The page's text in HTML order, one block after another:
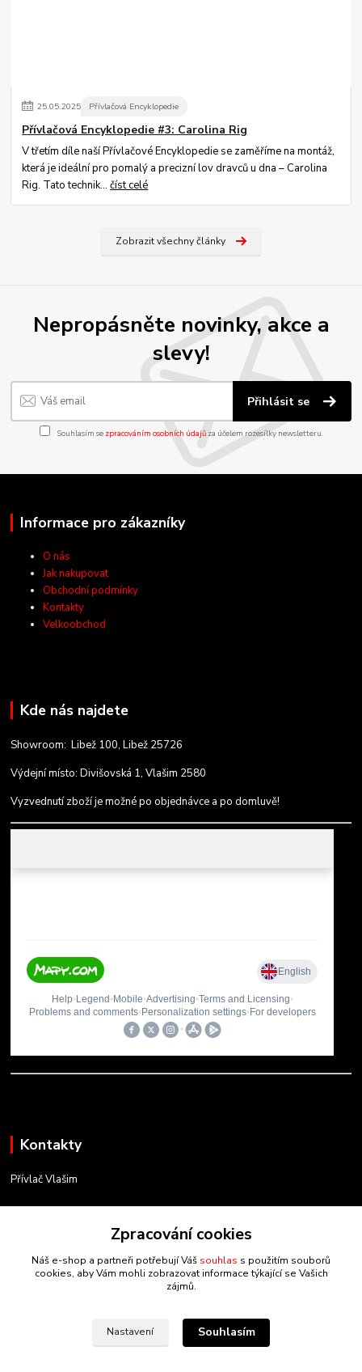
25.05.2025 Přívlačová Encyklopedie
Přívlačová Encyklopedie #3: Carolina Rig
V třetím díle naší Přívlačové Encyklopedie se zaměříme na montáž,
která je ideální pro pomalý a precizní lov dravců u dna – Carolina
Rig. Tato technik...číst celé
Zobrazit všechny články
Nepropásněte novinky, akce a
slevy!
Přihlásit se
Souhlasím se zpracováním osobních údajůza účelem rozesílky newsletteru.
Informace pro zákazníky
O nás
Jak nakupovat
Obchodní podmínky
Kontakty
Velkoobchod
Kde nás najdete
Showroom: Libež 100, Libež 25726
Výdejní místo: Divišovská 1, Vlašim 2580
Vyzvednutí zboží je možné po objednávce a po domluvě!
Kontakty
Přívlač Vlašim
734 754 584
info@privlacvlasim.cz
Zpracování cookies
Náš e-shop a partneři potřebují Váš souhlas s použitím souborů
cookies, aby Vám mohli zobrazovat informace týkající se Vašich
zájmů.
Nastavení Souhlasím